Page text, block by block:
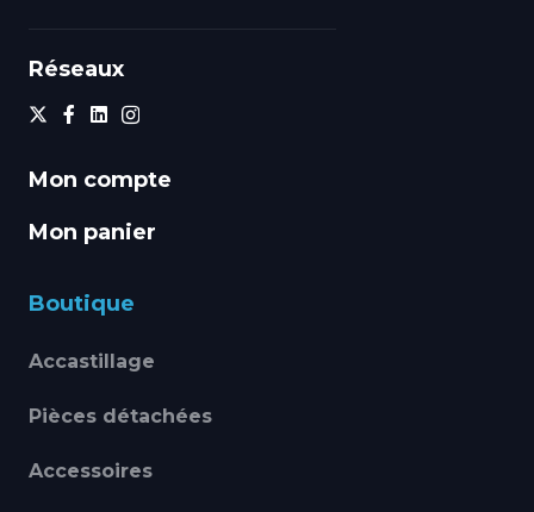
Réseaux
Mon compte
Mon panier
Boutique
Accastillage
Pièces détachées
Accessoires